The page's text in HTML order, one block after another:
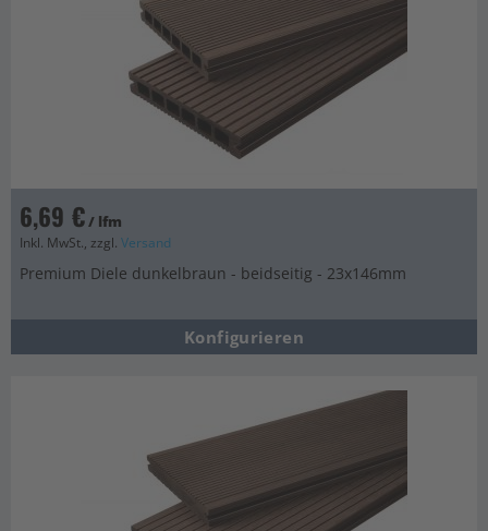
6,69 €/ lfm
Inkl. MwSt., zzgl. Versand
Premium Diele dunkelbraun - beidseitig - 23x146mm
Konfigurieren